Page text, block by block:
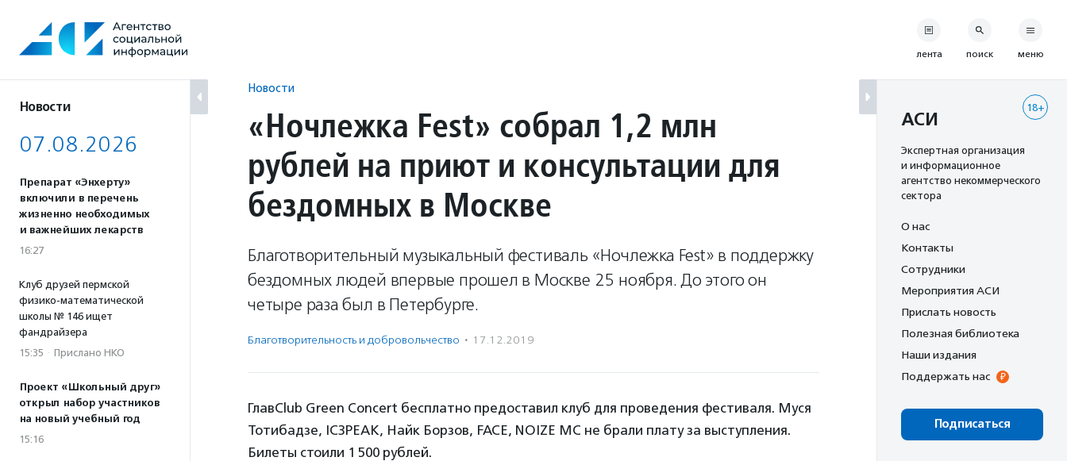
содержанию
Новости
07.08.2026
Препарат «Энхерту»
включили в перечень
жизненно необходимых
и важнейших лекарств
16:27
Клуб друзей пермской
физико-математической
школы № 146 ищет
фандрайзера
15:35 · Прислано НКО
Проект «Школьный друг»
открыл набор участников
на новый учебный год
15:16
Новости
«Ночлежка Fest» собрал 1,2 млн
рублей на приют и консультации для
бездомных в Москве
Благотворительный музыкальный фестиваль «Ночлежка Fest» в поддержку
бездомных людей впервые прошел в Москве 25 ноября. До этого он
четыре раза был в Петербурге.
Благотвори­тель­ность и доброволь­чест­во · 17.12.2019
ГлавClub Green Concert бесплатно предоставил клуб для проведения фестиваля. Муся
Тотибадзе, IC3PEAK, Найк Борзов, FACE, NOIZE MC не брали плату за выступления.
Билеты стоили 1 500 рублей.
лента поиск меню
18+
АСИ
Экспертная организация
и информационное
агентство некоммерческого
сектора
О нас
Контакты
Сотрудники
Мероприятия АСИ
Прислать новость
Полезная библиотека
Наши издания
Поддержать нас
Подписаться